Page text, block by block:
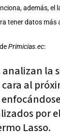
además, el
tener datos más
Primicias.ec:
analizan la
al
por
Lasso.